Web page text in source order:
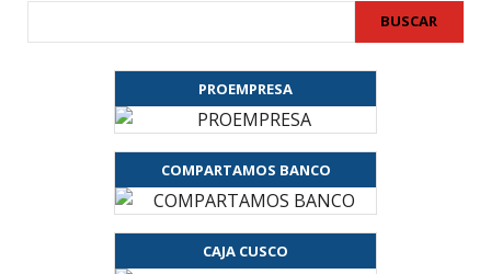
BUSCAR
PROEMPRESA
COMPARTAMOS BANCO
CAJA CUSCO